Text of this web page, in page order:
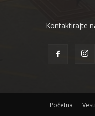
Kontaktirajte
Početna Vesti